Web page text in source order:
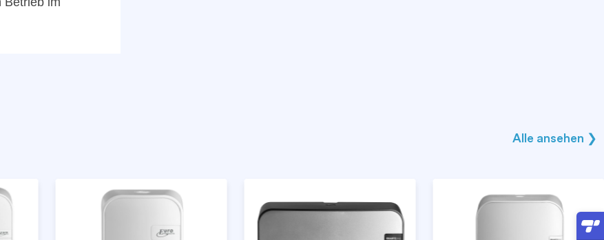
Alle ansehen ❯